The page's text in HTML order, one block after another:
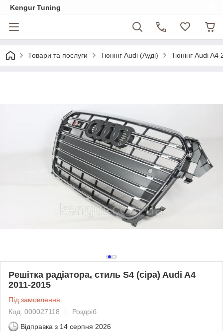
Kengur Tuning
Товари та послуги Тюнінг Audi (Ауді) Тюнінг Audi A4
Решітка радіатора, стиль S4 (сіра) Audi A4
2011-2015
Під замовлення
Код: 000027118
Роздріб
Відправка з 14 серпня 2026